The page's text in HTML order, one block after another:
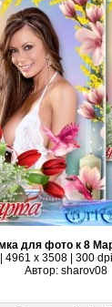
для фото к 8
4961 х 3508 | 300
Автор: sharov08